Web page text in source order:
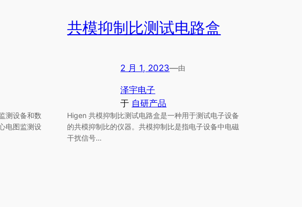
测设备和数
电图监测设
共模抑制比测试电路盒
2 月 1, 2023—由
泽宇电子
于 自研产品
Higen 共模抑制比测试电路盒是一种用于测试电子设备
的共模抑制比的仪器。共模抑制比是指电子设备中电磁
干扰信号…